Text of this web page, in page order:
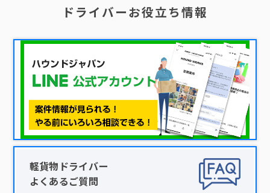
ドライバーお役立ち情報
軽貨物ドライバー
よくあるご質問